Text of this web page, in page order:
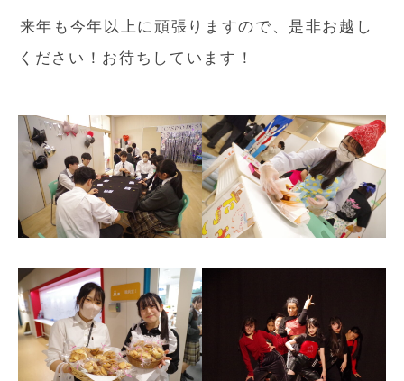
来年も今年以上に頑張りますので、是非お越し
ください！お待ちしています！